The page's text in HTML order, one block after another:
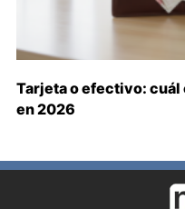
Tarjeta o efectivo: cuál
en 2026